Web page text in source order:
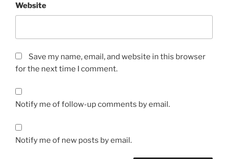
Website
Save my name, email, and website in this browser
for the next time I comment.
Notify me of follow-up comments by email.
Notify me of new posts by email.